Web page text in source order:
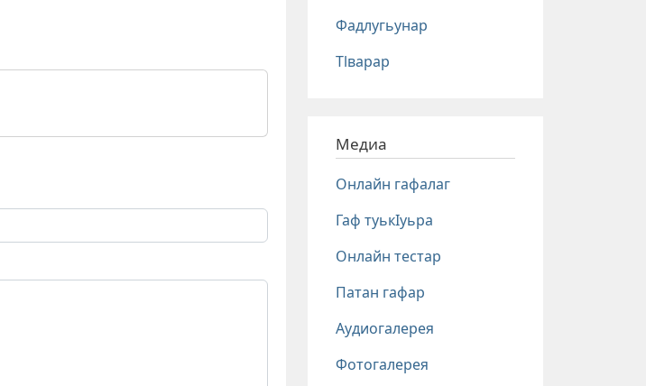
Фадлугьунар
Тlварар
Медиа
Онлайн гафалаг
Гаф туькIуьра
Онлайн тестар
Патан гафар
Аудиогалерея
Фотогалерея